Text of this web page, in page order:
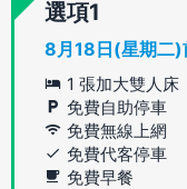
選項
8月18日(星期二)
1 張加大雙人床
免費自助停車
免費無線上網
免費代客停車
免費早餐